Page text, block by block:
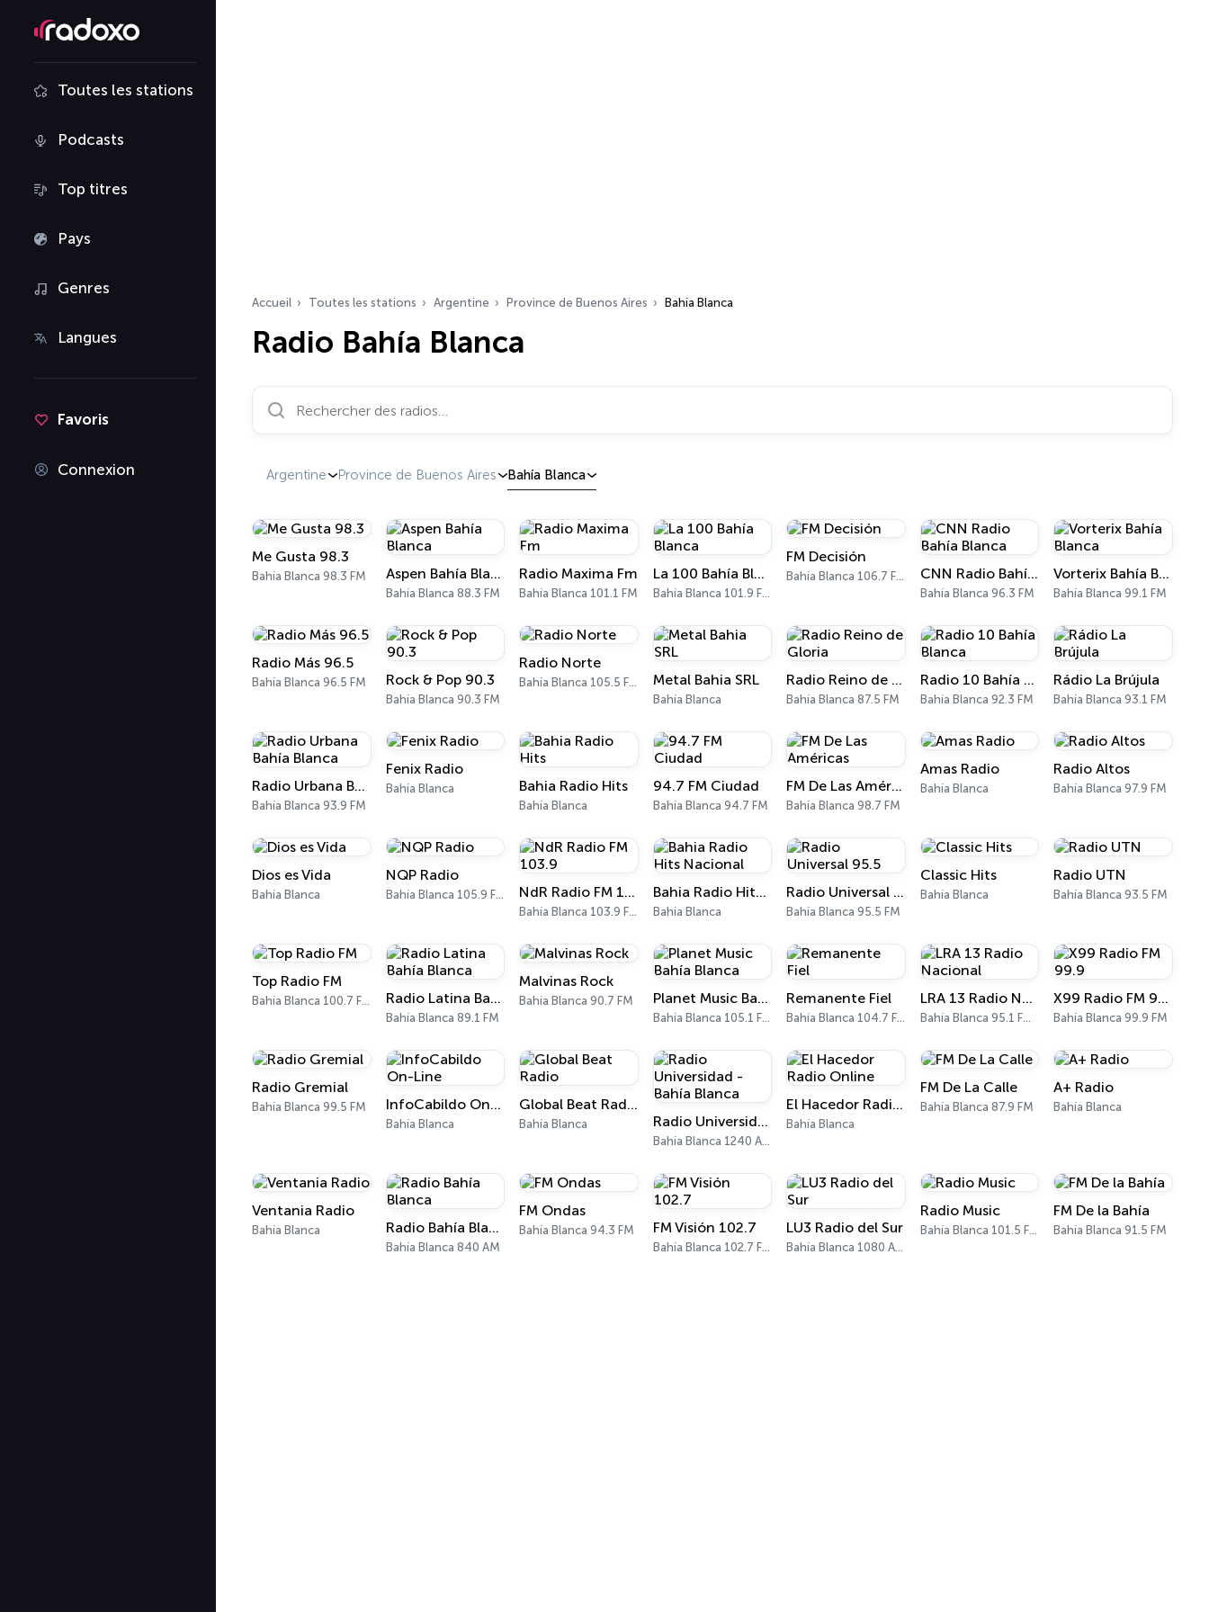
Toutes les stations
Podcasts
Top titres
Pays
Genres
Langues
Favoris
Connexion
Accueil Toutes les stations Argentine Province de Buenos Aires Bahía Blanca
Radio Bahía Blanca
Rechercher des radios…
Argentine Province de Buenos Aires Bahía Blanca
Me Gusta 98.3
Bahía Blanca 98.3 FM Aspen Bahía Blanca
Bahía Blanca 88.3 FM
Radio Maxima Fm
Bahía Blanca 101.1 FM
La 100 Bahía Blanca
Bahía Blanca 101.9 FM
FM Decisión
Bahía Blanca 106.7 FM CNN Radio Bahía Blanca
Bahía Blanca 96.3 FM
Vorterix Bahía Blanca
Bahía Blanca 99.1 FM
Radio Más 96.5
Bahía Blanca 96.5 FM Rock & Pop 90.3
Bahía Blanca 90.3 FM
Radio Norte
Bahía Blanca 105.5 FM Metal Bahia SRL
Bahía Blanca
Radio Reino de Gloria
Bahía Blanca 87.5 FM
Radio 10 Bahía Blanca
Bahía Blanca 92.3 FM
Rádio La Brújula
Bahía Blanca 93.1 FM
Radio Urbana Bahía Blanca
Bahía Blanca 93.9 FM
Fenix Radio
Bahía Blanca Bahia Radio Hits
Bahía Blanca
94.7 FM Ciudad
Bahía Blanca 94.7 FM
FM De Las Américas
Bahía Blanca 98.7 FM
Amas Radio
Bahía Blanca
Radio Altos
Bahía Blanca 97.9 FM
Dios es Vida
Bahía Blanca
NQP Radio
Bahía Blanca 105.9 FM NdR Radio FM 103.9
Bahía Blanca 103.9 FM
Bahia Radio Hits Nacional
Bahía Blanca
Radio Universal 95.5
Bahía Blanca 95.5 FM
Classic Hits
Bahía Blanca
Radio UTN
Bahía Blanca 93.5 FM
Top Radio FM
Bahía Blanca 100.7 FM Radio Latina Bahía Blanca
Bahía Blanca 89.1 FM
Malvinas Rock
Bahía Blanca 90.7 FM Planet Music Bahía Blanca
Bahía Blanca 105.1 FM
Remanente Fiel
Bahía Blanca 104.7 FM
LRA 13 Radio Nacional
Bahía Blanca 95.1 FM - 560 AM
X99 Radio FM 99.9
Bahía Blanca 99.9 FM
Radio Gremial
Bahía Blanca 99.5 FM InfoCabildo On-Line
Bahía Blanca
Global Beat Radio
Bahía Blanca Radio Universidad - Bahía Blanca
Bahía Blanca 1240 AM
El Hacedor Radio Online
Bahía Blanca
FM De La Calle
Bahía Blanca 87.9 FM
A+ Radio
Bahía Blanca
Ventania Radio
Bahía Blanca Radio Bahía Blanca
Bahía Blanca 840 AM
FM Ondas
Bahía Blanca 94.3 FM FM Visión 102.7
Bahía Blanca 102.7 FM
LU3 Radio del Sur
Bahía Blanca 1080 AM
Radio Music
Bahía Blanca 101.5 FM
FM De la Bahía
Bahía Blanca 91.5 FM